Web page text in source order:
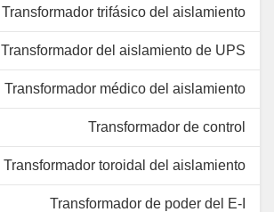
Transformador trifásico del aislamiento
Transformador del aislamiento de UPS
Transformador médico del aislamiento
Transformador de control
Transformador toroidal del aislamiento
Transformador de poder del E-I